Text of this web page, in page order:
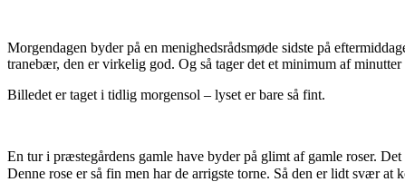
Morgendagen byder på en menighedsrådsmøde sidste på
tranebær, den er virkelig god. Og så tager det et minimum af
Billedet er taget i tidlig morgensol – lyset er bare så fint.
En tur i præstegårdens gamle have byder på glimt af gamle roser.
Denne rose er så fin men har de arrigste torne. Så den er lidt svær at